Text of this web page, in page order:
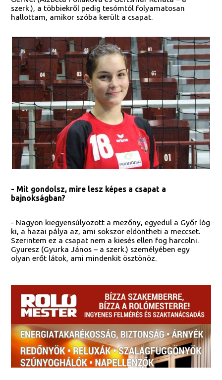
szerk.), a többiekről pedig tesómtól folyamatosan
hallottam, amikor szóba került a csapat.
- Mit gondolsz, mire lesz képes a csapat a
bajnokságban?
- Nagyon kiegyensúlyozott a mezőny, egyedül a Győr lóg
ki, a hazai pálya az, ami sokszor eldöntheti a meccset.
Szerintem ez a csapat nem a kiesés ellen fog harcolni.
Gyuresz (Gyurka János – a szerk.) személyében egy
olyan erőt látok, ami mindenkit ösztönöz.